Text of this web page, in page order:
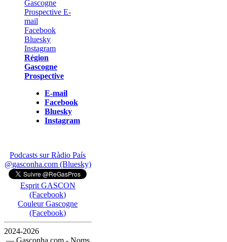
Région
Gascogne
Prospective
E-mail
Facebook
Bluesky
Instagram
Podcasts sur Ràdio País
@gasconha.com (Bluesky)
Esprit GASCON
(Facebook)
Couleur Gascogne
(Facebook)
2024-2026
— Gasconha.com - Noms